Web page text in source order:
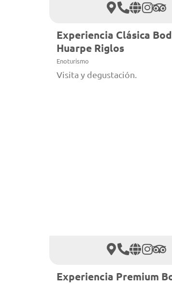
Experiencia Clásica
Huarpe Riglos
Enoturismo
Visita y degustación.
Experiencia Premium